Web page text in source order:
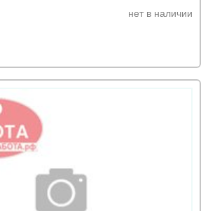
нет в наличии